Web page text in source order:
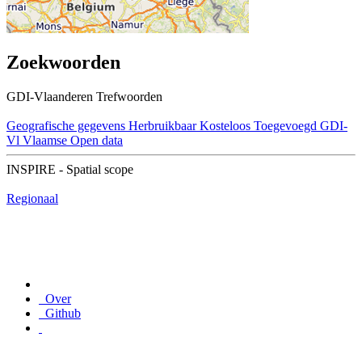
Zoekwoorden
GDI-Vlaanderen Trefwoorden
Geografische gegevens Herbruikbaar Kosteloos Toegevoegd GDI-
Vl Vlaamse Open data
INSPIRE - Spatial scope
Regionaal
Over
Github